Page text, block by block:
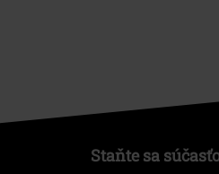
Staňte sa